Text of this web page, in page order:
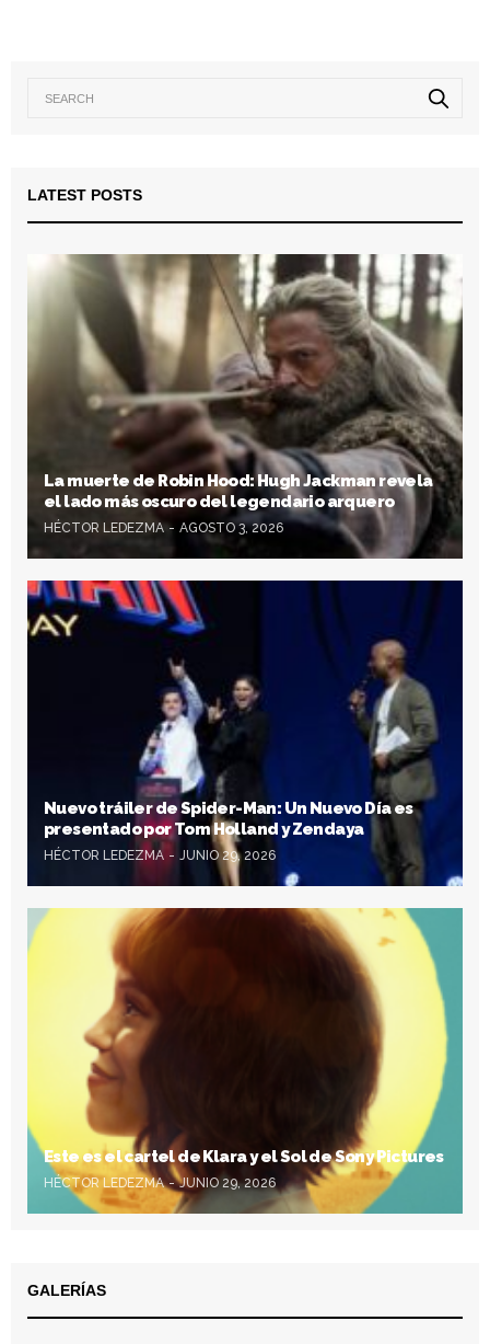
LATEST POSTS
La muerte de Robin Hood: Hugh Jackman revela
el lado más oscuro del legendario arquero
HÉCTOR LEDEZMA AGOSTO 3, 2026
Nuevo tráiler de Spider-Man: Un Nuevo Día es
presentado por Tom Holland y Zendaya
HÉCTOR LEDEZMA JUNIO 29, 2026
Este es el cartel de Klara y el Sol de Sony Pictures
HÉCTOR LEDEZMA JUNIO 29, 2026
GALERÍAS